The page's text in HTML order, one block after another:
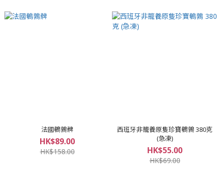
法國鵪鶉髀
HK$89.00
HK$158.00
西班牙非籠養原隻珍寶鵪鶉 380克
(急凍)
HK$55.00
HK$69.00